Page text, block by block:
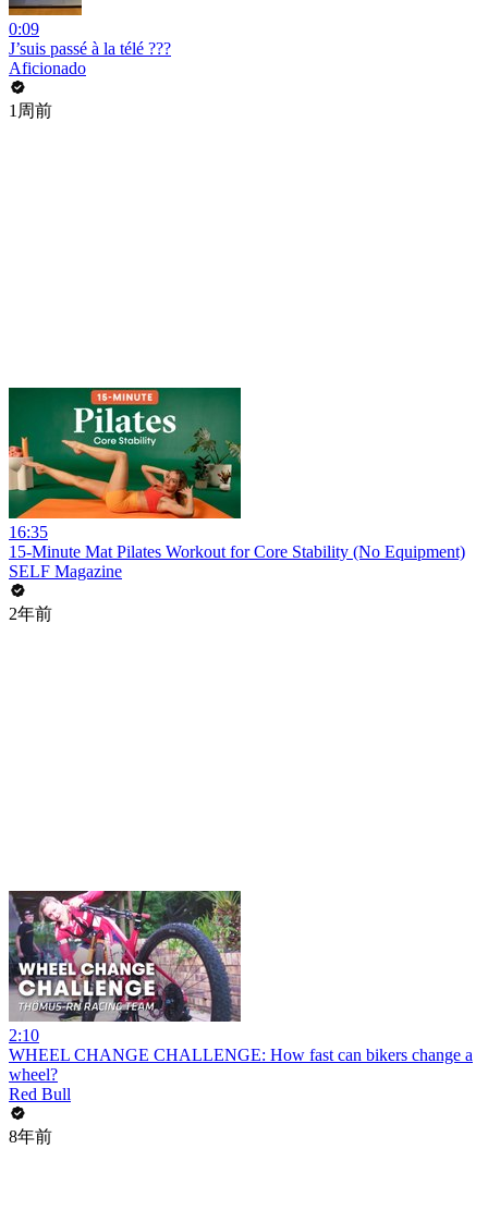
0:09
J’suis passé à la télé ???
Aficionado
1周前
16:35
15-Minute Mat Pilates Workout for Core Stability (No Equipment)
SELF Magazine
2年前
2:10
WHEEL CHANGE CHALLENGE: How fast can bikers change a
wheel?
Red Bull
8年前